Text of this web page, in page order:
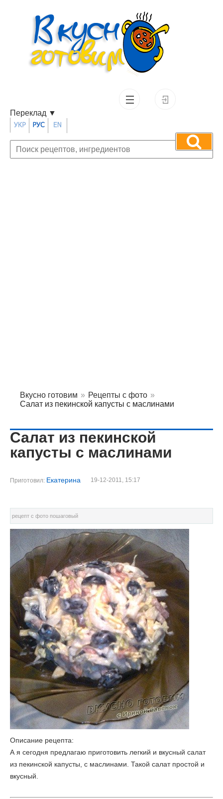
Переклад ▼
Вкусно готовим » Рецепты с фото »
Салат из пекинской капусты с маслинами
Салат из пекинской
капусты с маслинами
Приготовил: Екатерина 19-12-2011, 15:17
рецепт с фото пошаговый
Описание рецепта:
А я сегодня предлагаю приготовить легкий и вкусный салат
из пекинской капусты, с маслинами. Такой салат простой и
вкусный.